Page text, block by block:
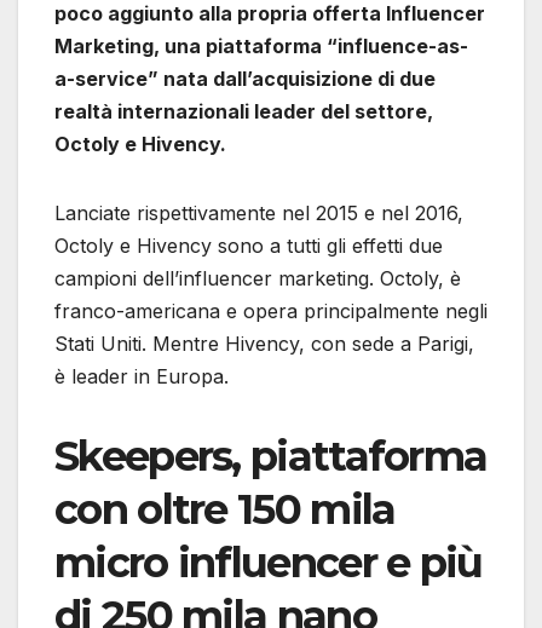
poco aggiunto alla propria offerta Influencer
Marketing, una piattaforma “influence-as-
a-service” nata dall’acquisizione di due
realtà internazionali leader del settore,
Octoly e Hivency.
Lanciate rispettivamente nel 2015 e nel 2016,
Octoly e Hivency sono a tutti gli effetti due
campioni dell’influencer marketing. Octoly, è
franco-americana e opera principalmente negli
Stati Uniti. Mentre Hivency, con sede a Parigi,
è leader in Europa.
Skeepers, piattaforma
con oltre 150 mila
micro influencer e più
di 250 mila nano